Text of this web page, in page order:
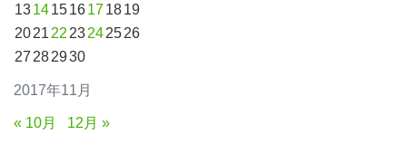
2017年11月
13141516171819
2021 22 23242526
27 282930
« 10月 12月 »